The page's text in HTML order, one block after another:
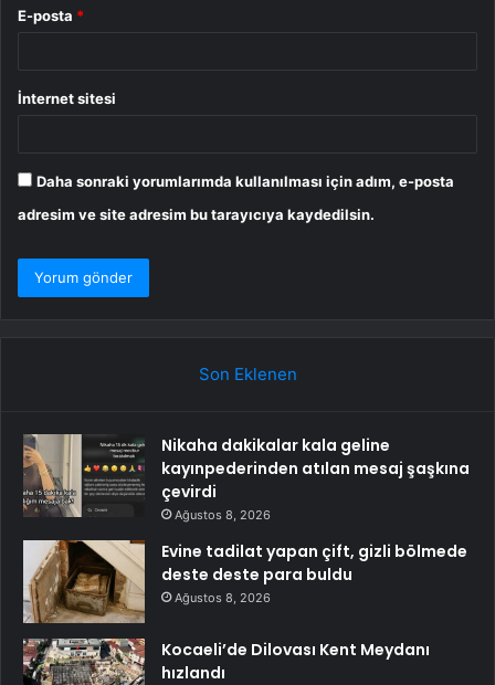
E-posta *
İnternet sitesi
Daha sonraki yorumlarımda kullanılması için adım, e-posta
adresim ve site adresim bu tarayıcıya kaydedilsin.
Son Eklenen
Nikaha dakikalar kala geline
kayınpederinden atılan mesaj şaşkına
çevirdi
Ağustos 8, 2026
Evine tadilat yapan çift, gizli bölmede
deste deste para buldu
Ağustos 8, 2026
Kocaeli’de Dilovası Kent Meydanı
hızlandı